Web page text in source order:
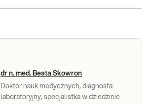
dr n. med. Beata Skowron
Doktor nauk medycznych, diagnosta
laboratoryjny, specjalistka w dziedzinie